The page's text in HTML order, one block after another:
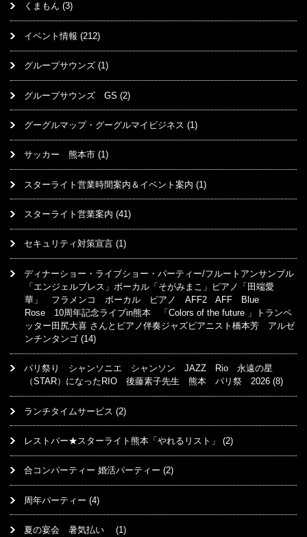
くまもん (3)
イベント情報 (212)
グループサウンズ (1)
グループサウンズ GS (2)
グーグルマップ・グーグルマイビジネス (1)
サッカー 熊本市 (1)
スターライト営業時間案内＆イベント案内 (1)
スターライト営業案内 (41)
セキュリティ対策宣言 (1)
ディナーショー・ライブショー・パーティー/フルートアンサンブル
「エンジェルブレス」ボーカル「そがみまこ」ピアノ「田端愛
華」 フラメンコ ボーカル ピアノ AFF2 AFF Blue
Rose 10周年記念ライブin熊本 「Colors of the future 」トランペ
ッター田尻大喜 さんとピアノ伴奏ジャズピアニスト橋本芳 アルゼ
ンチンタンゴ (14)
パリ祭り シャンソニエ シャンソン JAZZ Rio 永遠の星
（STAR）になったRIO 後藤素子先生 熊本 パリ祭 2026 (8)
ランチタイムサービス (2)
レストバー★スターライト熊本「やれるリスト」 (2)
合コンパーティー 婚活パーティー (2)
周年パーティー (4)
夏の宴会 暑気払い (1)